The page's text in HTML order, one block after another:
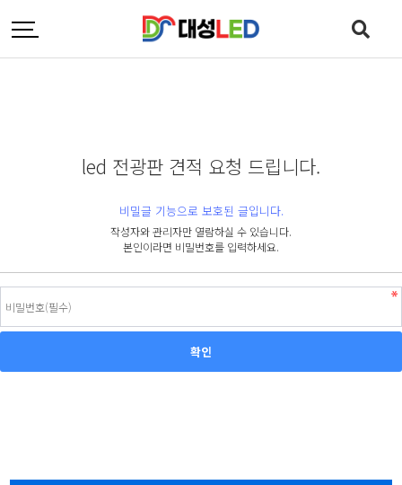
led 전광판 견적 요청 드립니다.
비밀글 기능으로 보호된 글입니다.
작성자와 관리자만 열람하실 수 있습니다.
본인이라면 비밀번호를 입력하세요.